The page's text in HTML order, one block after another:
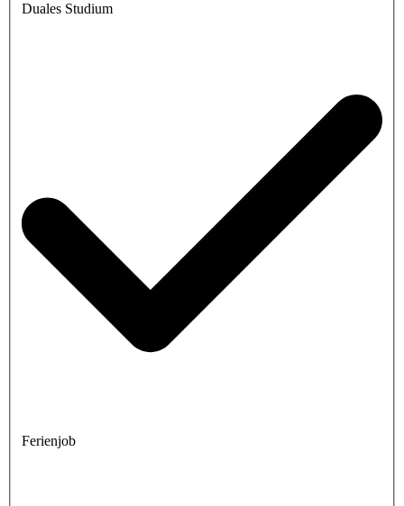
Duales Studium
Ferienjob